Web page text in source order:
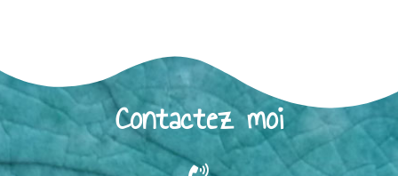
Contactez moi